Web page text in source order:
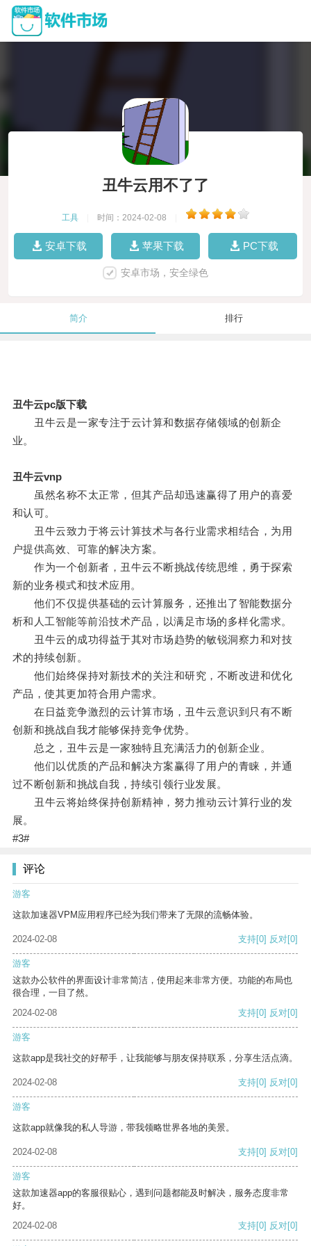
丑牛云用不了了
工具 时间：2024-02-08
安卓下载 苹果下载 PC下载
安卓市场，安全绿色
简介 排行
丑牛云pc版下载
丑牛云是一家专注于云计算和数据存储领域的创新企
业。
丑牛云vnp
虽然名称不太正常，但其产品却迅速赢得了用户的喜爱
和认可。
丑牛云致力于将云计算技术与各行业需求相结合，为用
户提供高效、可靠的解决方案。
作为一个创新者，丑牛云不断挑战传统思维，勇于探索
新的业务模式和技术应用。
他们不仅提供基础的云计算服务，还推出了智能数据分
析和人工智能等前沿技术产品，以满足市场的多样化需求。
丑牛云的成功得益于其对市场趋势的敏锐洞察力和对技
术的持续创新。
他们始终保持对新技术的关注和研究，不断改进和优化
产品，使其更加符合用户需求。
在日益竞争激烈的云计算市场，丑牛云意识到只有不断
创新和挑战自我才能够保持竞争优势。
总之，丑牛云是一家独特且充满活力的创新企业。
他们以优质的产品和解决方案赢得了用户的青睐，并通
过不断创新和挑战自我，持续引领行业发展。
丑牛云将始终保持创新精神，努力推动云计算行业的发
展。
#3#
评论
游客
这款加速器VPM应用程序已经为我们带来了无限的流畅体验。
2024-02-08 支持[0] 反对[0]
游客
这款办公软件的界面设计非常简洁，使用起来非常方便。功能的布局也
很合理，一目了然。
2024-02-08
支持[0] 反对[0]
游客
这款app是我社交的好帮手，让我能够与朋友保持联系，分享生活点滴。
2024-02-08 支持[0] 反对[0]
游客
这款app就像我的私人导游，带我领略世界各地的美景。
2024-02-08 支持[0] 反对[0]
游客
这款加速器app的客服很贴心，遇到问题都能及时解决，服务态度非常
好。
2024-02-08
支持[0] 反对[0]